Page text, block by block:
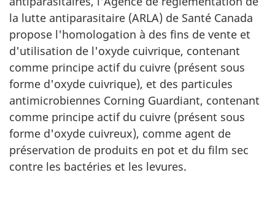
la lutte antiparasitaire (ARLA) de Santé Canada
propose l'homologation à des fins de vente et
d'utilisation de l'oxyde cuivrique, contenant
comme principe actif du cuivre (présent sous
forme d'oxyde cuivrique), et des particules
antimicrobiennes Corning Guardiant, contenant
comme principe actif du cuivre (présent sous
forme d'oxyde cuivreux), comme agent de
préservation de produits en pot et du film sec
contre les bactéries et les levures.